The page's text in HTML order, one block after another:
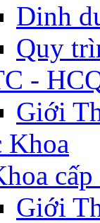
Dinh
Quy
-
Giới
Khoa
cấp
Giới